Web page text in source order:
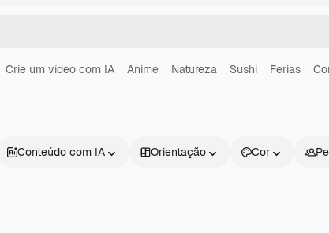
Crie um vídeo com IA Anime Natureza Sushi Ferias
Conteúdo com IA Orientação Cor